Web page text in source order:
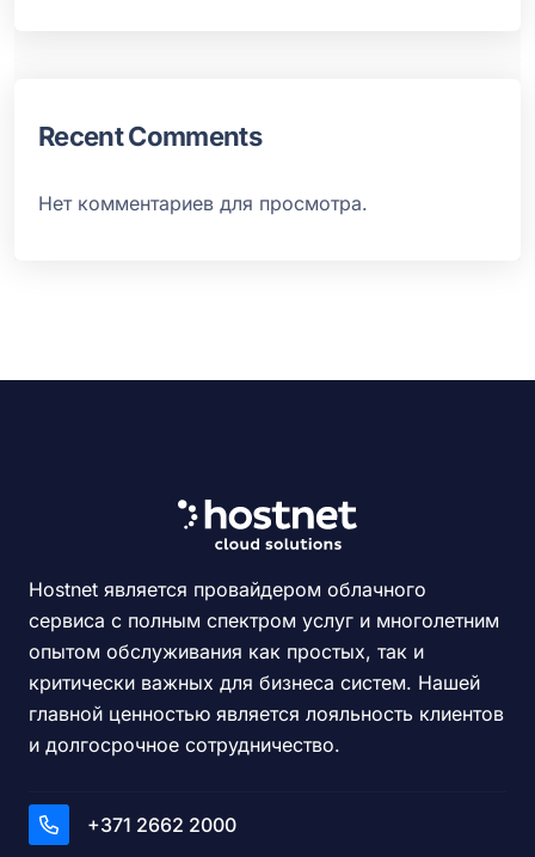
Recent Comments
Нет комментариев для просмотра.
Hostnet является провайдером облачного
сервиса с полным спектром услуг и многолетним
опытом обслуживания как простых, так и
критически важных для бизнеса систем. Нашей
главной ценностью является лояльность клиентов
и долгосрочное сотрудничество.
+371 2662 2000